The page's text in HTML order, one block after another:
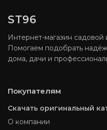
ST96
Интернет-магазин садовой
Помогаем подобрать
дома, дачи и
Покупателям
Скачать оригинальный
О компании